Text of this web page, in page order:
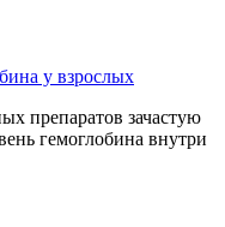
у взрослых
препаратов зачастую
гемоглобина внутри